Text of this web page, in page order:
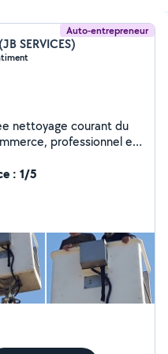
Auto-entrepreneur
SERVICES)
nettoyage courant du
professionnel et
des échets verts ,
de renseignements
vos futurs projets de
brefs délais
: 1/5